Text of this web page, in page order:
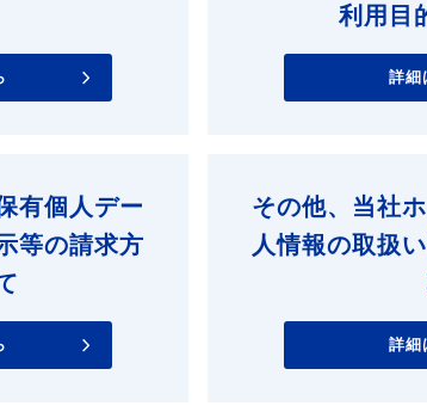
利用目
詳細
有個人デー
等の請求方
その他、当社
人情報の取扱
詳細